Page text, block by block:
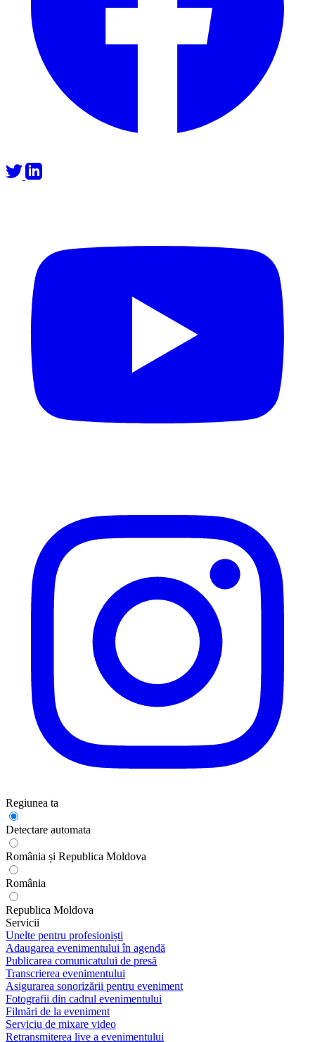
Regiunea ta
Detectare automata
România și Republica Moldova
România
Republica Moldova
Servicii
Unelte pentru profesioniști
Adaugarea evenimentului în agendă
Publicarea comunicatului de presă
Transcrierea evenimentului
Asigurarea sonorizării pentru eveniment
Fotografii din cadrul evenimentului
Filmări de la eveniment
Serviciu de mixare video
Retransmiterea live a evenimentului